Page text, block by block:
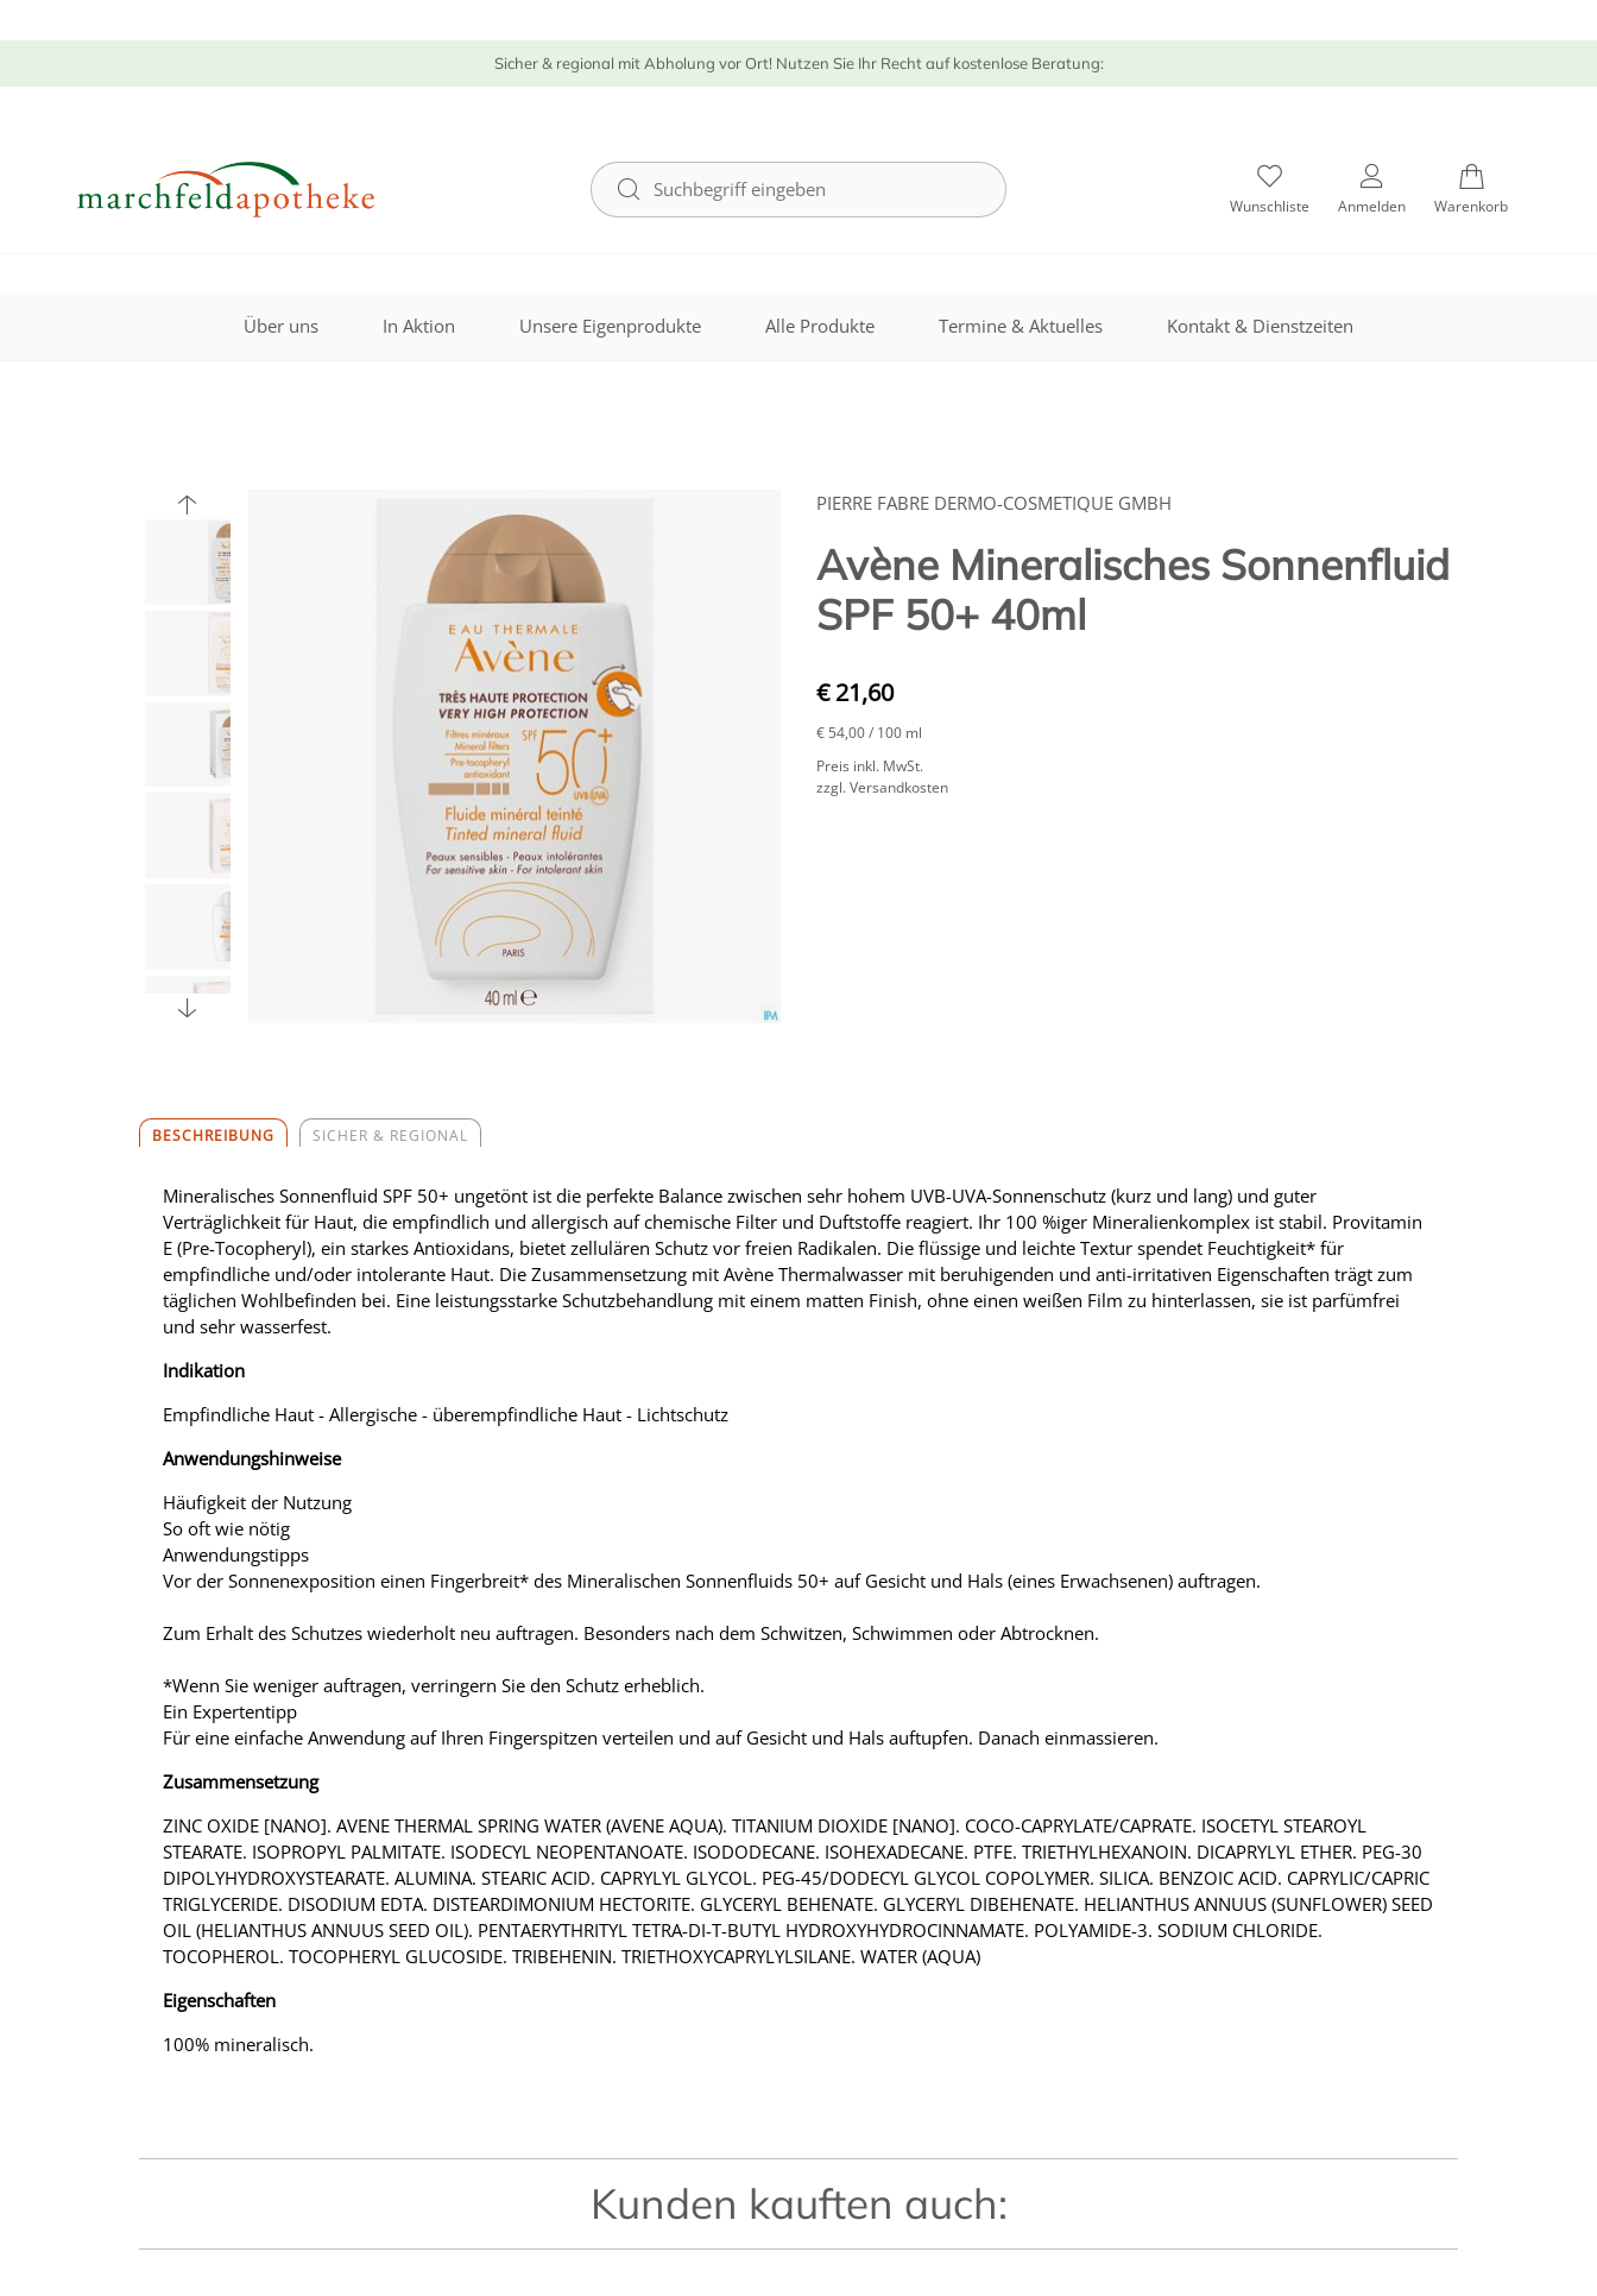
Sicher & regional mit Abholung vor Ort! Nutzen Sie Ihr Recht auf kostenlose Beratung:
Wunschliste Anmelden Warenkorb
Über uns In Aktion Unsere Eigenprodukte Alle Produkte Termine & Aktuelles Kontakt & Dienstzeiten
PIERRE FABRE DERMO-COSMETIQUE GMBH
Avène Mineralisches Sonnenfluid
SPF 50+ 40ml
€ 21,60
€ 54,00/ 100 ml
Preis inkl. MwSt.
zzgl. Versandkosten
BESCHREIBUNG SICHER & REGIONAL
Mineralisches Sonnenfluid SPF 50+ ungetönt ist die perfekte Balance zwischen sehr hohem UVB-UVA-Sonnenschutz (kurz und lang) und guter
Verträglichkeit für Haut, die empfindlich und allergisch auf chemische Filter und Duftstoffe reagiert. Ihr 100 %iger Mineralienkomplex ist stabil. Provitamin
E (Pre-Tocopheryl), ein starkes Antioxidans, bietet zellulären Schutz vor freien Radikalen. Die flüssige und leichte Textur spendet Feuchtigkeit* für
empfindliche und/oder intolerante Haut. Die Zusammensetzung mit Avène Thermalwasser mit beruhigenden und anti-irritativen Eigenschaften trägt zum
täglichen Wohlbefinden bei. Eine leistungsstarke Schutzbehandlung mit einem matten Finish, ohne einen weißen Film zu hinterlassen, sie ist parfümfrei
und sehr wasserfest.
Indikation
Empfindliche Haut - Allergische - überempfindliche Haut - Lichtschutz
Anwendungshinweise
Häufigkeit der Nutzung
So oft wie nötig
Anwendungstipps
Vor der Sonnenexposition einen Fingerbreit* des Mineralischen Sonnenfluids 50+ auf Gesicht und Hals (eines Erwachsenen) auftragen.
Zum Erhalt des Schutzes wiederholt neu auftragen. Besonders nach dem Schwitzen, Schwimmen oder Abtrocknen.
*Wenn Sie weniger auftragen, verringern Sie den Schutz erheblich.
Ein Expertentipp
Für eine einfache Anwendung auf Ihren Fingerspitzen verteilen und auf Gesicht und Hals auftupfen. Danach einmassieren.
Zusammensetzung
ZINC OXIDE [NANO]. AVENE THERMAL SPRING WATER (AVENE AQUA). TITANIUM DIOXIDE [NANO]. COCO-CAPRYLATE/CAPRATE. ISOCETYL STEAROYL
STEARATE. ISOPROPYL PALMITATE. ISODECYL NEOPENTANOATE. ISODODECANE. ISOHEXADECANE. PTFE. TRIETHYLHEXANOIN. DICAPRYLYL ETHER. PEG-30
DIPOLYHYDROXYSTEARATE. ALUMINA. STEARIC ACID. CAPRYLYL GLYCOL. PEG-45/DODECYL GLYCOL COPOLYMER. SILICA. BENZOIC ACID. CAPRYLIC/CAPRIC
TRIGLYCERIDE. DISODIUM EDTA. DISTEARDIMONIUM HECTORITE. GLYCERYL BEHENATE. GLYCERYL DIBEHENATE. HELIANTHUS ANNUUS (SUNFLOWER) SEED
OIL (HELIANTHUS ANNUUS SEED OIL). PENTAERYTHRITYL TETRA-DI-T-BUTYL HYDROXYHYDROCINNAMATE. POLYAMIDE-3. SODIUM CHLORIDE.
TOCOPHEROL. TOCOPHERYL GLUCOSIDE. TRIBEHENIN. TRIETHOXYCAPRYLYLSILANE. WATER (AQUA)
Eigenschaften
100% mineralisch.
Kunden kauften auch: